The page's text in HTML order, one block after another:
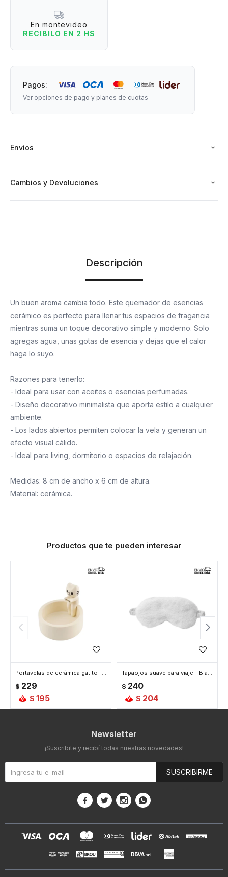
- Diseño decorativo minimalista que aporta estilo a cualquier
ambiente.
- Ideal para living, dormitorio o espacios de relajación.
Medidas: 8 cm de ancho x 6 cm de altura.
Material: cerámica.
En montevideo
RECIBILO EN 2 HS
Pagos:
Ver opciones de pago y planes de cuotas
Envíos
Cambios y Devoluciones
Descripción
Un buen aroma cambia todo. Este quemador de esencias
cerámico es perfecto para llenar tus espacios de fragancia
mientras suma un toque decorativo simple y moderno. Solo
agregas agua, unas gotas de esencia y dejas que el calor
haga lo suyo.
Razones para tenerlo:
- Ideal para usar con aceites o esencias perfumadas.
- Diseño decorativo minimalista que aporta estilo a cualquier
ambiente.
- Los lados abiertos permiten colocar la vela y generan un
efecto visual cálido.
- Ideal para living, dormitorio o espacios de relajación.
Medidas: 8 cm de ancho x 6 cm de altura.
Material: cerámica.
Productos que te pueden interesar
Portavelas de cerámica gatito - Blanco
$ 229
$ 195
Tapaojos suave para viaje - Blanco
$ 240
$ 204
Newsletter
¡Suscribite y recibí todas nuestras novedades!
SUSCRIBIRME
   